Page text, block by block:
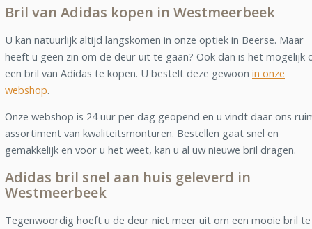
Bril van Adidas kopen in Westmeerbeek
U kan natuurlijk altijd langskomen in onze optiek in Beerse. Maar
heeft u geen zin om de deur uit te gaan? Ook dan is het mogelijk
een bril van Adidas te kopen. U bestelt deze gewoon in onze
webshop.
Onze webshop is 24 uur per dag geopend en u vindt daar ons
assortiment van kwaliteitsmonturen. Bestellen gaat snel en
gemakkelijk en voor u het weet, kan u al uw nieuwe bril dragen.
Adidas bril snel aan huis geleverd in
Westmeerbeek
Tegenwoordig hoeft u de deur niet meer uit om een mooie bril te